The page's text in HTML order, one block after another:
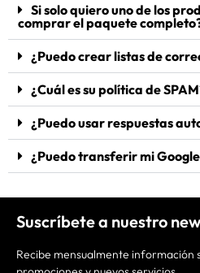
Si solo quiero uno de los
comprar el paquete
¿Puedo crear listas de
¿Cuál es su política de
¿Puedo usar respuestas
¿Puedo transferir mi
Suscríbete a nuestro
Recibe mensualmente información